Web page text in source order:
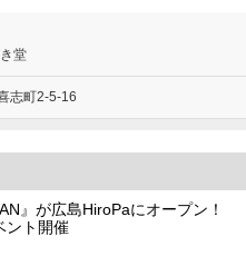
堂
志町2-5-16
』が広島HiroPaにオープン！
ント開催